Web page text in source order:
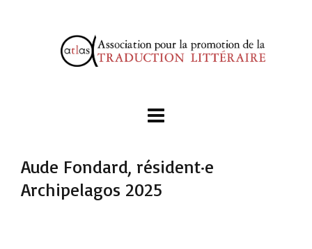
Aude Fondard, résident·e
Archipelagos 2025